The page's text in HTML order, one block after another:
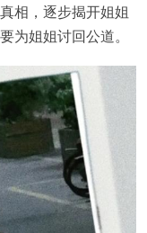
相，逐步揭开姐姐
为姐姐讨回公道。